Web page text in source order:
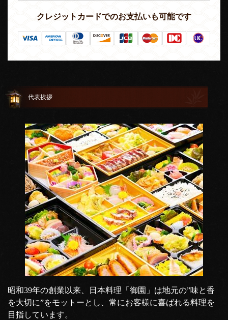
クレジットカードでのお支払いも可能です
代表挨拶
昭和39年の創業以来、日本料理「御園」は地元の”味と香
を大切に”をモットーとし、常にお客様に喜ばれる料理を
目指しています。